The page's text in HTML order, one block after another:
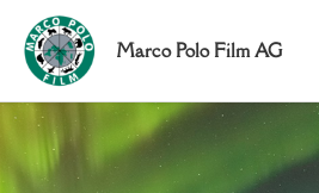
Marco Polo Film AG